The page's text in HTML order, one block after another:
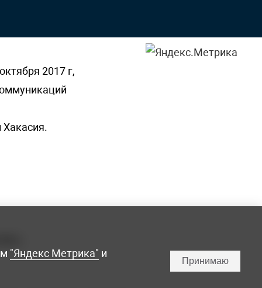
2017 г,
Хакасия.
"Яндекс Метрика" и
Принимаю